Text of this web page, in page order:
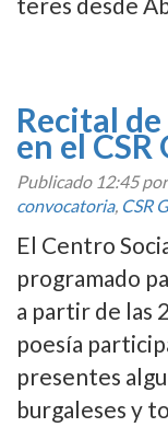
Recital
en el
Publicado 12:45
convocatoria, CSR
El Centro
programado
a partir de las
poesí­a
presentes
burgaleses y